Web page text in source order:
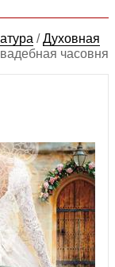
/Духовная
часовня